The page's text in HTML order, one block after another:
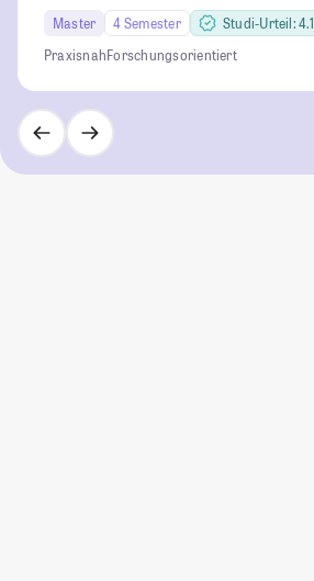
Master 4 Semester
Studi-Urteil: 4.1
PraxisnahForschungsorientiert